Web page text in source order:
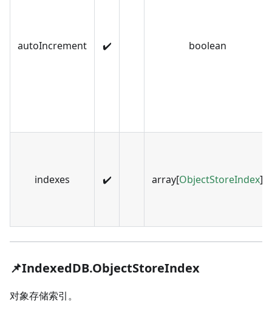
autoIncrement ✔️ boolean
indexes ✔️ array[ObjectStoreIndex]
📌IndexedDB.ObjectStoreIndex
对象存储索引。